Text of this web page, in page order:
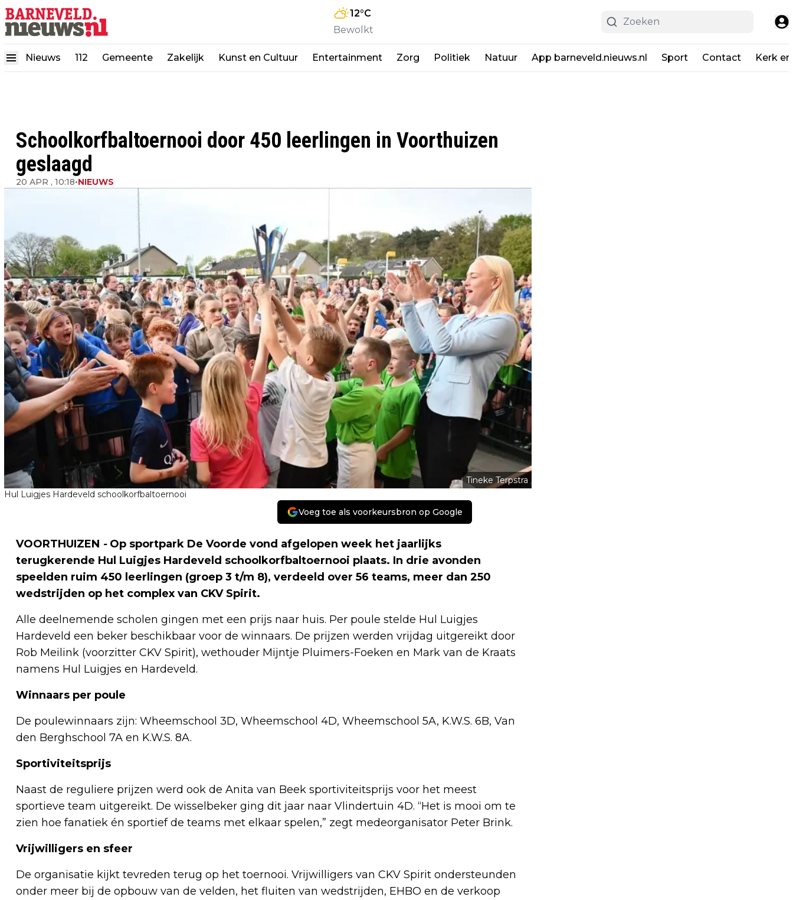
12°C
Bewolkt
Nieuws 112 Gemeente Zakelijk Kunst en Cultuur Entertainment Zorg Politiek Natuur App barneveld.nieuws.nl Sport Contact Kerk
Schoolkorfbaltoernooi door 450 leerlingen in Voorthuizen
geslaagd
20 APR , 10:18•NIEUWS
Tineke Terpstra
Hul Luigjes Hardeveld schoolkorfbaltoernooi
Voeg toe als voorkeursbron op Google
VOORTHUIZEN - Op sportpark De Voorde vond afgelopen week het jaarlijks
terugkerende Hul Luigjes Hardeveld schoolkorfbaltoernooi plaats. In drie avonden
speelden ruim 450 leerlingen (groep 3 t/m 8), verdeeld over 56 teams, meer dan 250
wedstrijden op het complex van CKV Spirit.
Alle deelnemende scholen gingen met een prijs naar huis. Per poule stelde Hul Luigjes
Hardeveld een beker beschikbaar voor de winnaars. De prijzen werden vrijdag uitgereikt door
Rob Meilink (voorzitter CKV Spirit), wethouder Mijntje Pluimers-Foeken en Mark van de Kraats
namens Hul Luigjes en Hardeveld.
Winnaars per poule
De poulewinnaars zijn: Wheemschool 3D, Wheemschool 4D, Wheemschool 5A, K.W.S. 6B, Van
den Berghschool 7A en K.W.S. 8A.
Sportiviteitsprijs
Naast de reguliere prijzen werd ook de Anita van Beek sportiviteitsprijs voor het meest
sportieve team uitgereikt. De wisselbeker ging dit jaar naar Vlindertuin 4D. “Het is mooi om te
zien hoe fanatiek én sportief de teams met elkaar spelen,” zegt medeorganisator Peter Brink.
Vrijwilligers en sfeer
De organisatie kijkt tevreden terug op het toernooi. Vrijwilligers van CKV Spirit ondersteunden
onder meer bij de opbouw van de velden, het fluiten van wedstrijden, EHBO en de verkoop